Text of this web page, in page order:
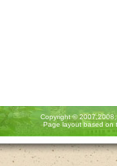
Copyright©
Page layout based on